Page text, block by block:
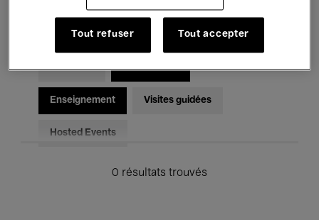
Musique électronique
Pour tous Kids’ Palace
Enseignement Visites guidées
Hosted Events
0 résultats trouvés
Tout refuser Tout accepter